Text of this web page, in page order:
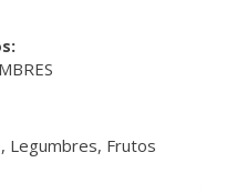
Legumbres, Frutos